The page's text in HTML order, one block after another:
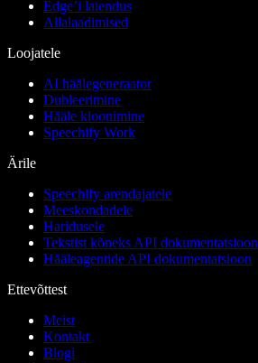
Edge’i laiendus
Allalaadimised
Loojatele
AI häälegeneraator
Dubleerimine
Hääle kloonimine
Speechify Work
Ärile
Speechify arendajatele
Meeskondadele
Haridusele
Tekstist kõneks API dokumentatsioon
Hääleagentide API dokumentatsioon
Ettevõttest
Meist
Kontakt
Blogi